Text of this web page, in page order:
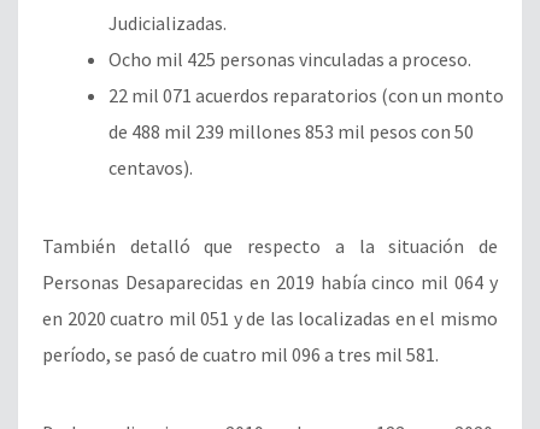
Judicializadas.
Ocho mil 425 personas vinculadas a proceso.
22 mil 071 acuerdos reparatorios (con un monto
de 488 mil 239 millones 853 mil pesos con 50
centavos).
También detalló que respecto a la situación de
Personas Desaparecidas en 2019 había cinco mil 064 y
en 2020 cuatro mil 051 y de las localizadas en el mismo
período, se pasó de cuatro mil 096 a tres mil 581.